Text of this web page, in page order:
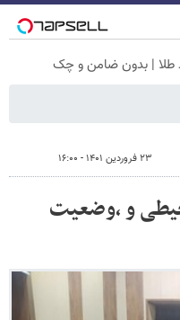
۲۳ فروردین ۱۴۰۱ - ۱۶:۰۰
و ,وضعیت